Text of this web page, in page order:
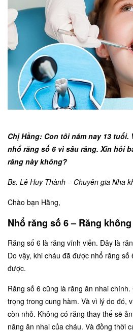
Chị Hằng: Con tôi năm nay 13
nhổ răng số 6 vì sâu răng. Xin hỏi
răng này không?
Bs. Lê Huy Thành – Chuyên gia Nha
Chào bạn Hằng,
Nhổ răng số 6 – Răng
Răng số 6 là răng vĩnh viễn. Đây là
Do vậy, khi cháu đã được nhổ răng
được.
Răng số 6 cũng là răng ăn nhai
trọng trong cung hàm. Và vì lý do đó,
còn nhỏ. Không có răng thay thế sẽ
năng ăn nhai của cháu. Và đồng thời